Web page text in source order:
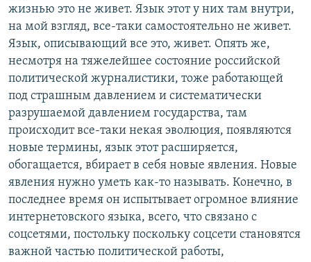
жизнью это не живет. Язык этот у них там внутри,
на мой взгляд, все-таки самостоятельно не живет.
Язык, описывающий все это, живет. Опять же,
несмотря на тяжелейшее состояние российской
политической журналистики, тоже работающей
под страшным давлением и систематически
разрушаемой давлением государства, там
происходит все-таки некая эволюция, появляются
новые термины, язык этот расширяется,
обогащается, вбирает в себя новые явления. Новые
явления нужно уметь как-то называть. Конечно, в
последнее время он испытывает огромное влияние
интернетовского языка, всего, что связано с
соцсетями, постольку поскольку соцсети становятся
важной частью политической работы,